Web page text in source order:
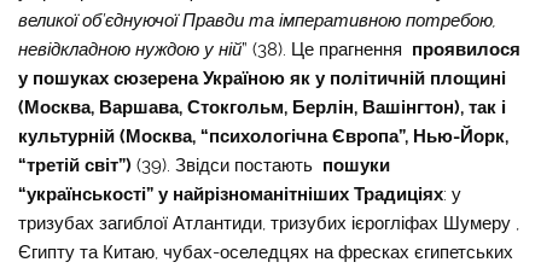
великої об’єднуючої Правди та імперативною потребою,
невідкладною нуждою у ній” (38). Це прагнення проявилося
у пошуках сюзерена Україною як у політичній площині
(Москва, Варшава, Стокгольм, Берлін, Вашінгтон), так і
культурній (Москва, “психологічна Європа”, Нью-Йорк,
“третій світ”) (39). Звідси постають пошуки
“українськості” у найрізноманітніших Традиціях: у
тризубах загиблої Атлантиди, тризубих ієрогліфах Шумеру ,
Єгипту та Китаю, чубах-оселедцях на фресках єгипетських